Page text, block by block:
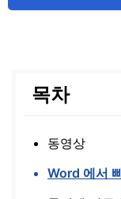
목차
동영상
Word 에서